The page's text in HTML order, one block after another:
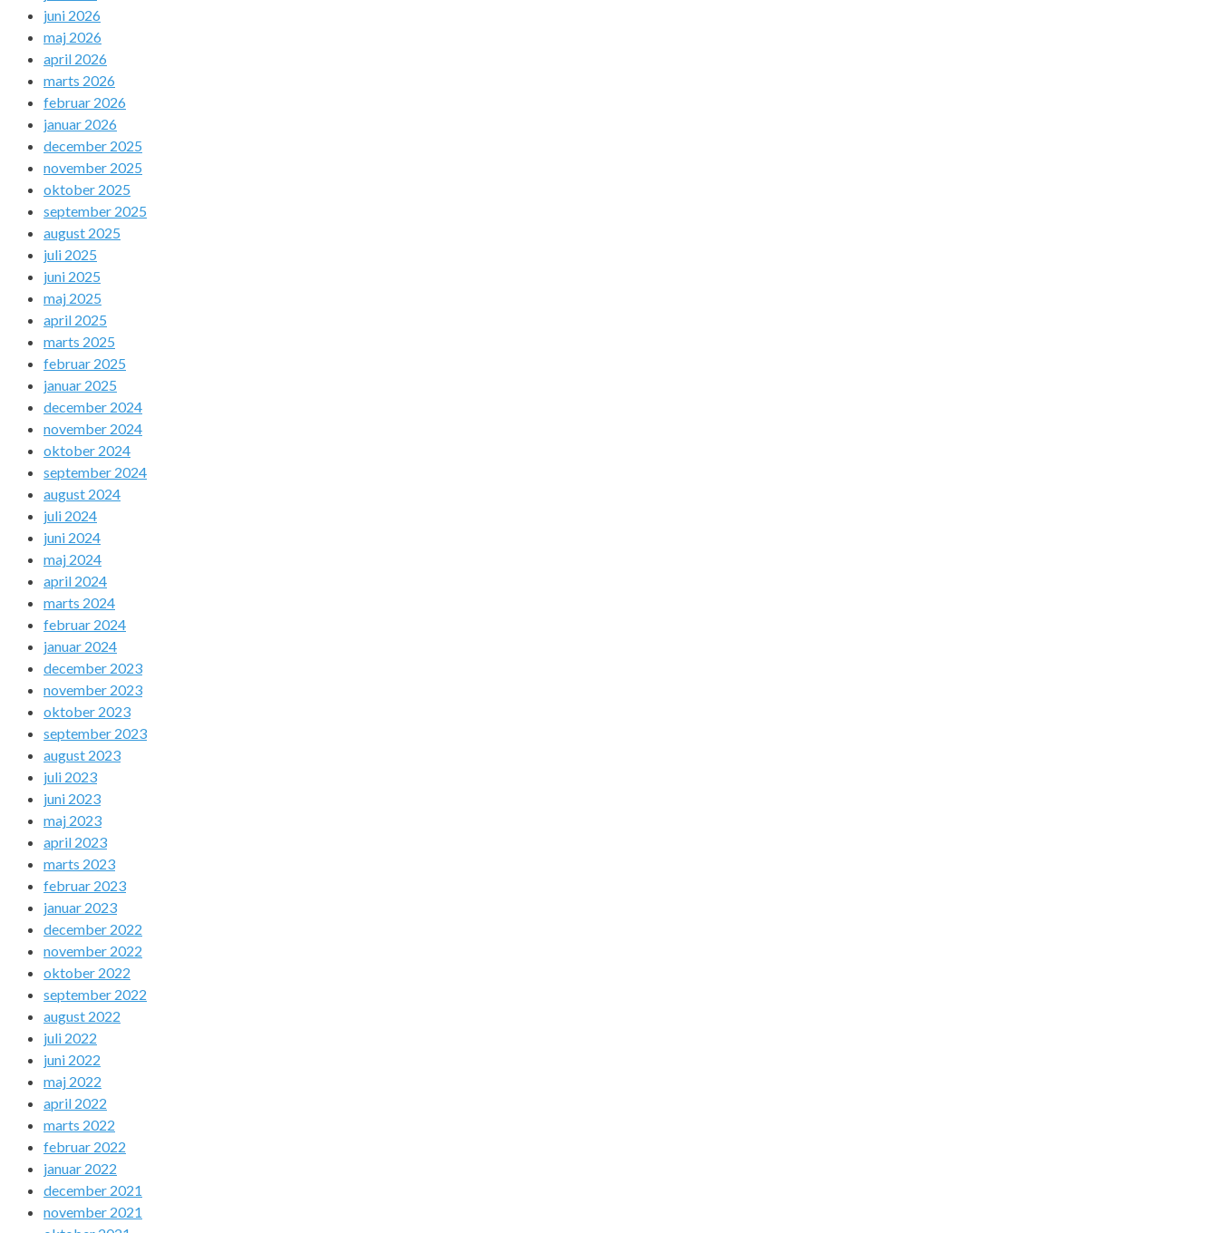
juni 2026
maj 2026
april 2026
marts 2026
februar 2026
januar 2026
december 2025
november 2025
oktober 2025
september 2025
august 2025
juli 2025
juni 2025
maj 2025
april 2025
marts 2025
februar 2025
januar 2025
december 2024
november 2024
oktober 2024
september 2024
august 2024
juli 2024
juni 2024
maj 2024
april 2024
marts 2024
februar 2024
januar 2024
december 2023
november 2023
oktober 2023
september 2023
august 2023
juli 2023
juni 2023
maj 2023
april 2023
marts 2023
februar 2023
januar 2023
december 2022
november 2022
oktober 2022
september 2022
august 2022
juli 2022
juni 2022
maj 2022
april 2022
marts 2022
februar 2022
januar 2022
december 2021
november 2021